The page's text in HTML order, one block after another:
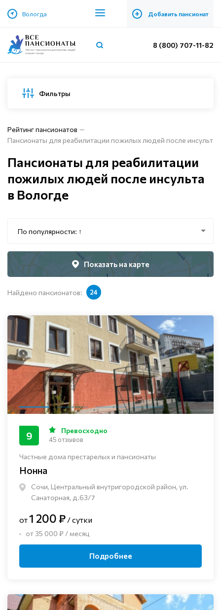
Вологда + Добавить пансионат
8 (800) 707-11-82
Фильтры
Рейтинг пансионатов
Пансионаты для реабилитации пожилых людей после инсульта
Пансионаты для реабилитации
пожилых людей после инсульта
в Вологде
По популярности: ↑
Показать на карте
Найдено пансионатов: 24
Частные дома престарелых и пансионаты
Нонна
Сочи, Центральный внутригородской район, ул.
Санаторная, д.63/7
9 Превосходно
45 отзывов
от1 200 ₽ / сутки
от 35 000 ₽ / месяц
Подробнее